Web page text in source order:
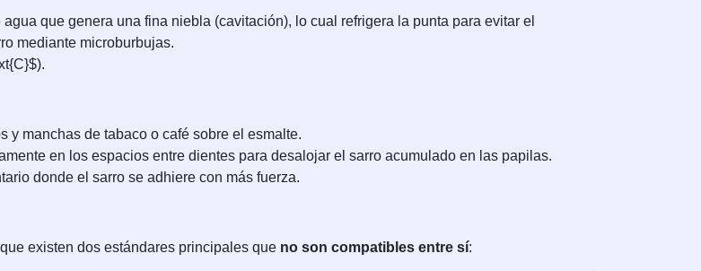
que genera una fina niebla (cavitación), lo cual refrigera la punta para evitar el
mediante microburbujas.
y manchas de tabaco o café sobre el esmalte.
en los espacios entre dientes para desalojar el sarro acumulado en las papilas.
donde el sarro se adhiere con más fuerza.
existen dos estándares principales que no son compatibles entre sí: